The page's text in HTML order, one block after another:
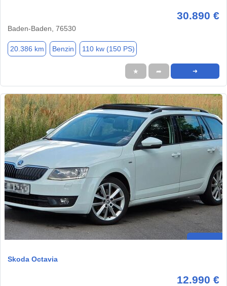
30.890 €
Baden-Baden, 76530
20.386 km Benzin 110 kw (150 PS)
★ ➦ ➜
Skoda Octavia
12.990 €